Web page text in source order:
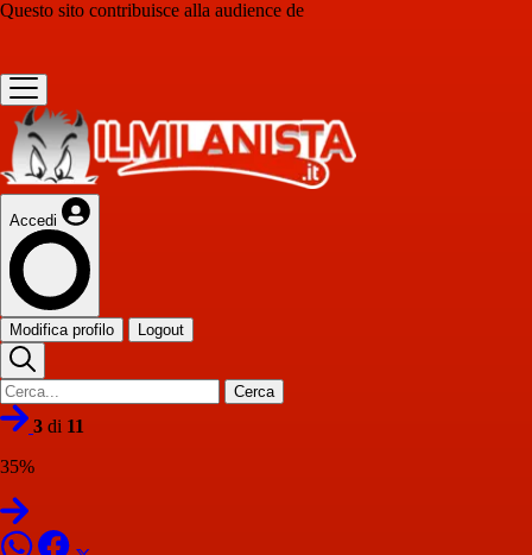
Questo sito contribuisce alla audience de
Accedi
Modifica profilo Logout
Cerca
3 di 11
35%